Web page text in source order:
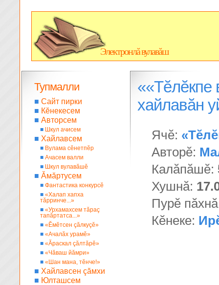
Электронлă вулавăш
««Тĕлĕкпе
хайлавăн
Ячĕ:
Авторĕ:
Калăпăшĕ:
Хушнă:
Пурĕ
Кĕнеке:
Тупмалли
■ Сайт пирки
■ Кĕнекесем
■ Авторсем
■ Шкул ачисем
■ Хайлавсем
■ Вулама сĕнетпĕр
■ Ачасем валли
■ Шкул вулавăшĕ
■ Ăмăртусем
■ Фантастика конкурсĕ
■ «Халап хапха
тăрринче...»
■ «Урхамахсем тăраç
тапăртатса...»
■ «Ĕмĕтсен çăлкуçĕ»
■ «Ачалăх урамĕ»
■ «Ăраскал çăлтăрĕ»
■ «Чăваш йăмри»
■ «Шан мана, тĕнче!»
■ Хайлавсен çăмхи
■ Юлташсем